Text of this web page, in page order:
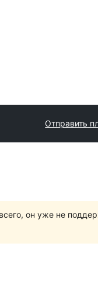
Отправить
он уже не